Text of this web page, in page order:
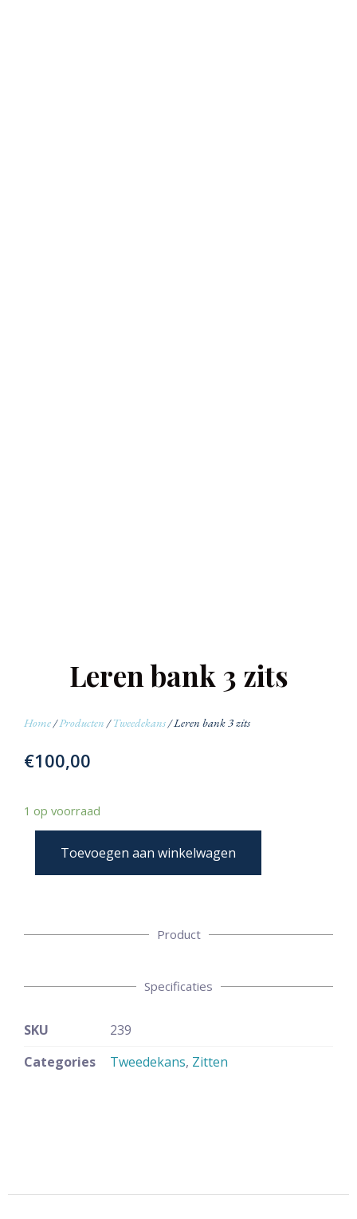
Leren bank 3 zits
Home/Producten /Tweedekans/ Leren bank 3 zits
€100,00
1 op voorraad
Toevoegen aan winkelwagen
Product
Specificaties
SKU
239
Categories
Tweedekans, Zitten